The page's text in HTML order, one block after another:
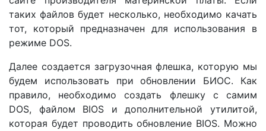
таких файлов будет несколько, необходимо качать
тот, который предназначен для использования в
режиме DOS.
Далее создается загрузочная флешка, которую мы
будем использовать при обновлении БИОС. Как
правило, необходимо создать флешку с самим
DOS, файлом BIOS и дополнительной утилитой,
которая будет проводить обновление BIOS. Можно